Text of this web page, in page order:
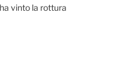
vinto la rottura